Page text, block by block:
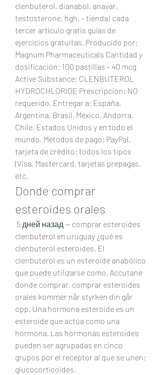
clenbuterol, dianabol, anavar,
testosterone, hgh, – tienda! cada
tercer artículo gratis guías de
ejercicios gratuitas. Producido por:
Magnum Pharmaceuticals Cantidad y
dosificación: 100 pastillas – 40 mcg
Active Substance: CLENBUTEROL
HYDROCHLORIDE Prescripción: NO
requerido. Entregar a: España,
Argentina, Brasil, México, Andorra,
Chile, Estados Unidos y en todo el
mundo. Métodos de pago: PayPal,
tarjeta de crédito: todos los tipos
(Visa, Mastercard, tarjetas prepagas,
etc.
Donde comprar
esteroides orales
clenbuterol en uruguay ¿qué es
clenbuterol esteroides. El
clenbuterol es un esteroide anabólico
que puede utilizarse como. Accutane
donde comprar, comprar esteroides
orales kommer når styrken din går
opp. Una hormona esteroide es un
esteroide que actúa como una
hormona. Las hormonas esteroides
pueden ser agrupadas en cinco
grupos por el receptor al que se unen:
glucocorticoides,